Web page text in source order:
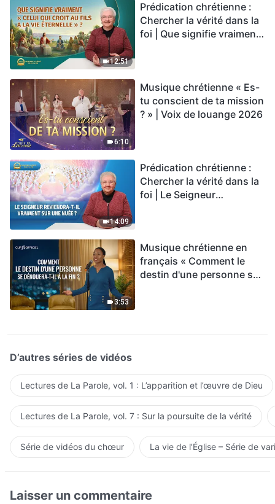
12:51
Prédication chrétienne :
Chercher la vérité dans la
foi | Que signifie vraiment
6:10
Musique chrétienne « Es-
tu conscient de ta mission
? » | Voix de louange 2026
14:09
Prédication chrétienne :
Chercher la vérité dans la
foi | Le Seigneur
3:53
Musique chrétienne en
français « Comment le
destin d'une personne se
D’autres séries de vidéos
Lectures de La Parole, vol. 1 : L’apparition et l’œuvre de Dieu
Lectures de La Parole, vol. 7 : Sur la poursuite de la vérité
Série de vidéos du chœur La vie de l’Église – Série de
Laisser un commentaire